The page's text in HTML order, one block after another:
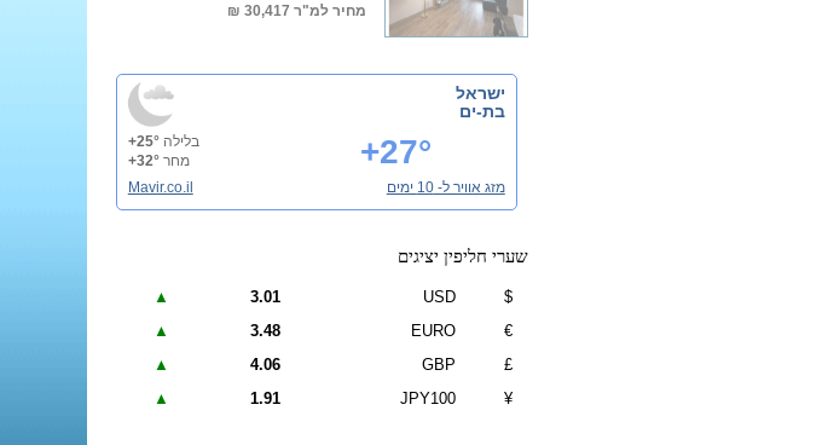
מחיר למ"ר 30,417 ₪
ישראל
בת-ים
+27° בלילה+25°
מחר+32°
מזג אוויר ל- 10 ימים
Mavir.co.il
שערי חליפין יציגים
$
USD
3.01
▲
€
EURO
3.48
▲
£
GBP
4.06
▲
¥
JPY100
1.91
▲